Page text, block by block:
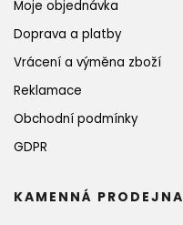
Moje objednávka
Doprava a platby
Vrácení a výměna zboží
Reklamace
Obchodní podmínky
GDPR
KAMENNÁ PRODEJNA